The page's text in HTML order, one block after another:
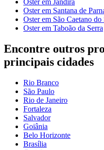
Oster em Jandira
Oster em Santana de
Oster em São Caetano do
Oster em Taboão da Serra
Encontre outros
principais cidades
Rio Branco
São Paulo
Rio de Janeiro
Fortaleza
Salvador
Goiânia
Belo Horizonte
Brasília